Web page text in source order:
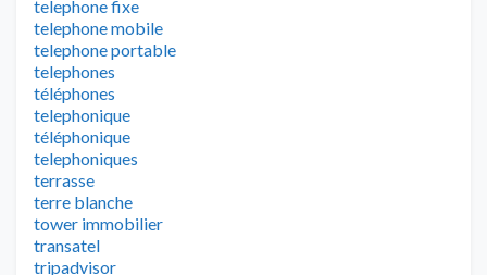
telephone fixe
telephone mobile
telephone portable
telephones
téléphones
telephonique
téléphonique
telephoniques
terrasse
terre blanche
tower immobilier
transatel
tripadvisor